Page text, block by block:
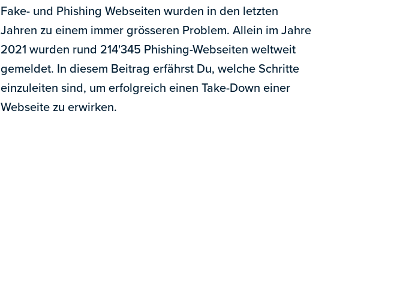
Fake- und Phishing Webseiten wurden in den letzten
Jahren zu einem immer grösseren Problem. Allein im Jahre
2021 wurden rund 214'345 Phishing-Webseiten weltweit
gemeldet. In diesem Beitrag erfährst Du, welche Schritte
einzuleiten sind, um erfolgreich einen Take-Down einer
Webseite zu erwirken.